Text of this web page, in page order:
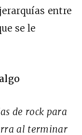
entre
se le
de rock para
al terminar